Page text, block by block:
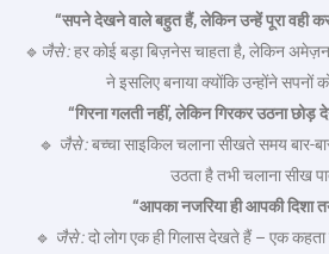
“सपने देखने वाले बहुत हैं,लेकिन उन्हें पूरा वही
🔹 जैसे:हर कोई बड़ा बिज़नेस चाहता है, लेकिन
ने इसलिए बनाया क्योंकि उन्होंने सपनों
“गिरनागलतीनहीं,लेकिनगिरकरउठनाछोड़
🔹 जैसे:बच्चा साइकिल चलाना सीखते समय बार-
उठता है तभी चलाना सीख
“आपकानजरियाहीआपकीदिशा
🔹 जैसे:दो लोग एक ही गिलास देखते हैं – एक